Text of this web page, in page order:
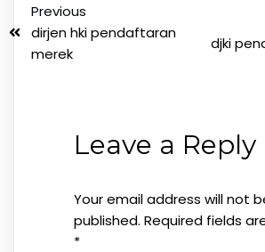
Previous
dirjen hki pendaftaran
merek
djki
Leave a Reply
Your email address will not
published. Required fields
*